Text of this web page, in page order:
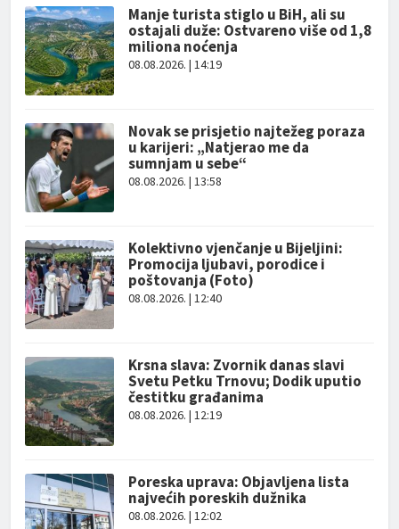
Manje turista stiglo u BiH, ali su
ostajali duže: Ostvareno više od 1,8
miliona noćenja
08.08.2026. | 14:19
Novak se prisjetio najtežeg poraza
u karijeri: „Natjerao me da
sumnjam u sebe“
08.08.2026. | 13:58
Kolektivno vjenčanje u Bijeljini:
Promocija ljubavi, porodice i
poštovanja (Foto)
08.08.2026. | 12:40
Krsna slava: Zvornik danas slavi
Svetu Petku Trnovu; Dodik uputio
čestitku građanima
08.08.2026. | 12:19
Poreska uprava: Objavljena lista
najvećih poreskih dužnika
08.08.2026. | 12:02